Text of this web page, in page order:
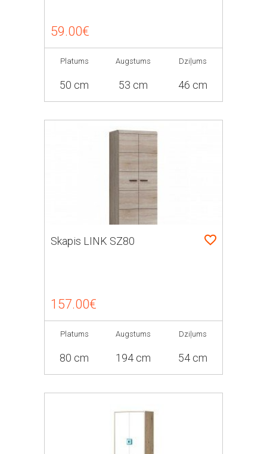
59.00€
Platums
50 cm
Augstums
53 cm
Dziļums
46 cm
Skapis LINK SZ80
157.00€
Platums
80 cm
Augstums
194 cm
Dziļums
54 cm